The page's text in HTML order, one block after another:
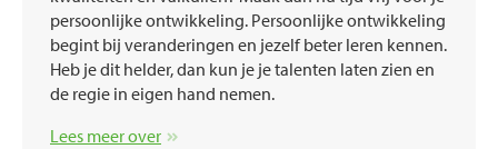
persoonlijke ontwikkeling. Persoonlijke ontwikkeling
begint bij veranderingen en jezelf beter leren kennen.
Heb je dit helder, dan kun je je talenten laten zien en
de regie in eigen hand nemen.
Lees meer over